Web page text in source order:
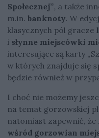
Społecznej”, a także
m.in. banknoty. W
klasycznych pól gracze
i słynne miejscówki
interesujące są karty
w których znajduje się
będzie również w
I choć nie możemy
na temat gorzowskiej
natomiast zapewnić, że
wśród gorzowian